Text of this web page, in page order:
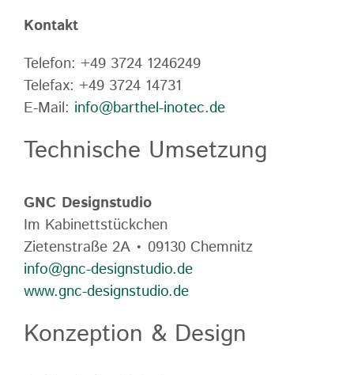
Kontakt
Telefon: +49 3724 1246249
Telefax: +49 3724 14731
E-Mail: info@barthel-inotec.de
Technische Umsetzung
GNC Designstudio
Im Kabinettstückchen
Zietenstraße 2A • 09130 Chemnitz
info@gnc-designstudio.de
www.gnc-designstudio.de
Konzeption & Design